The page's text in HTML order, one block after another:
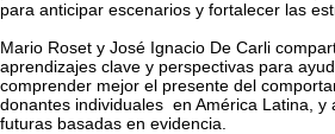
para anticipar escenarios y fortalecer las
Mario Roset y José Ignacio De Carli
aprendizajes clave y perspectivas para
comprender mejor el presente del
donantes individuales  en América Latina,
futuras basadas en evidencia.